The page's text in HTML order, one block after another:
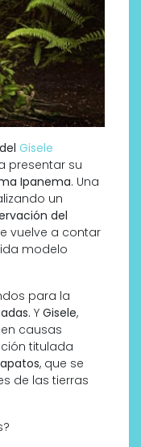
Gisele
presentar su
Ipanema. Una
un
del
vuelve a contar
modelo
para la
Y Gisele,
causas
titulada
, que se
de las tierras